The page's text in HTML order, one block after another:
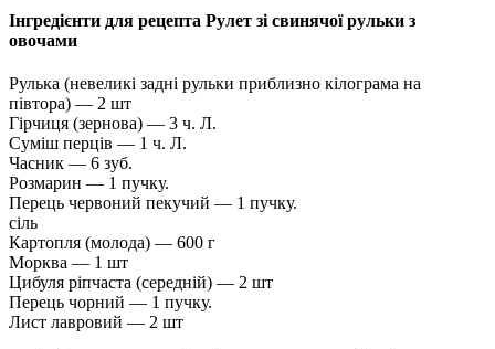
Інгредієнти для рецепта Рулет зі свинячої рульки з
овочами
Рулька (невеликі задні рульки приблизно кілограма на
півтора) — 2 шт
Гірчиця (зернова) — 3 ч. Л.
Суміш перців — 1 ч. Л.
Часник — 6 зуб.
Розмарин — 1 пучку.
Перець червоний пекучий — 1 пучку.
сіль
Картопля (молода) — 600 г
Морква — 1 шт
Цибуля ріпчаста (середній) — 2 шт
Перець чорний — 1 пучку.
Лист лавровий — 2 шт